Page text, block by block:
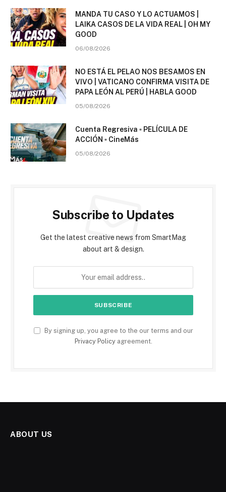
MANDA TU CASO Y LO ACTUAMOS |
LAIKA CASOS DE LA VIDA REAL | OH MY
GOOD
06/08/2026
NO ESTÁ EL PELAO NOS BESAMOS EN
VIVO | VATICANO CONFIRMA VISITA DE
PAPA LEÓN AL PERÚ | HABLA GOOD
05/08/2026
Cuenta Regresiva ▫️ PELÍCULA DE
ACCIÓN ▫️ CineMás
05/08/2026
Subscribe to Updates
Get the latest creative news from SmartMag
about art & design.
By signing up, you agree to the our terms and our
Privacy Policyagreement.
ABOUT US